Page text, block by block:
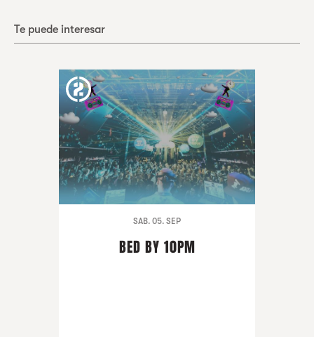
Te puede interesar
SAB. 05. SEP
BED BY 10PM